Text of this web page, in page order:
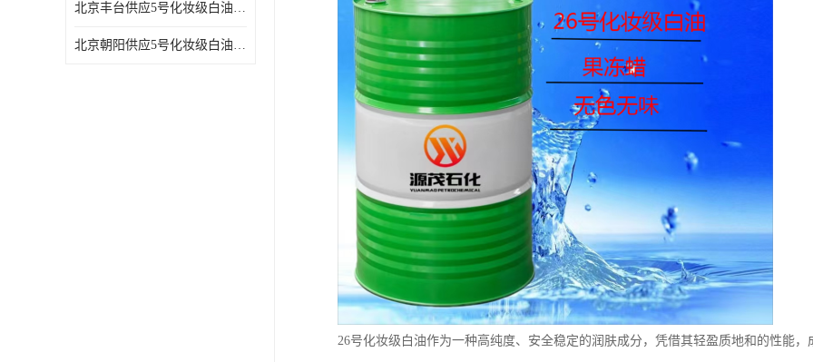
北京丰台供应5号化妆级白油纤维与织物柔软光亮
北京朝阳供应5号化妆级白油纺织时的润滑剂
26号化妆级白油作为一种高纯度、安全稳定的润肤成分，凭借其轻盈质地和的性能，